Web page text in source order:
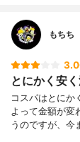
もちち
とにかく安
コスパはとにか
よって金額が変
うのですが、今